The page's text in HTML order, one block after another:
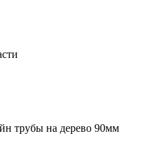
трубы на дерево 90мм